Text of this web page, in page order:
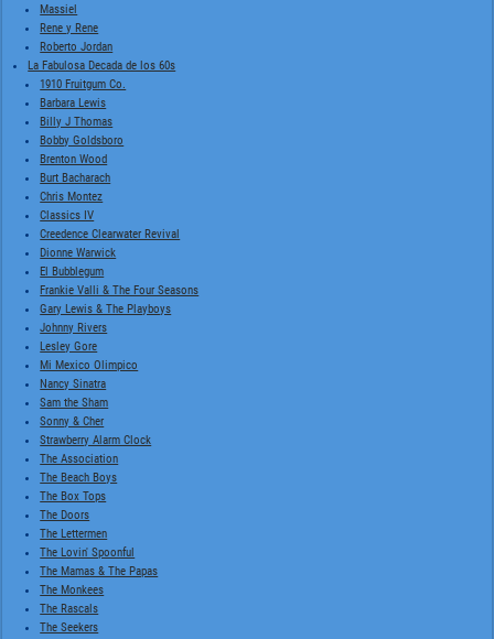
Massiel
Rene y Rene
Roberto Jordan
La Fabulosa Decada de los 60s
1910 Fruitgum Co.
Barbara Lewis
Billy J Thomas
Bobby Goldsboro
Brenton Wood
Burt Bacharach
Chris Montez
Classics IV
Creedence Clearwater Revival
Dionne Warwick
El Bubblegum
Frankie Valli & The Four Seasons
Gary Lewis & The Playboys
Johnny Rivers
Lesley Gore
Mi Mexico Olimpico
Nancy Sinatra
Sam the Sham
Sonny & Cher
Strawberry Alarm Clock
The Association
The Beach Boys
The Box Tops
The Doors
The Lettermen
The Lovin' Spoonful
The Mamas & The Papas
The Monkees
The Rascals
The Seekers